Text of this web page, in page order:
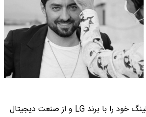
بهارم رادان فعالیت مدلینگ خود را با برند LG و از صنعت دیجیتال